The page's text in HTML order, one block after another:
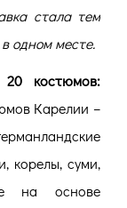
стала тем
одном месте.
20 костюмов:
Карелии –
корелы, суми,
на основе